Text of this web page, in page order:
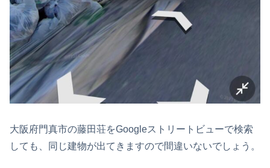
大阪府門真市の藤田荘をGoogleストリートビューで検索
しても、同じ建物が出てきますので間違いないでしょう。